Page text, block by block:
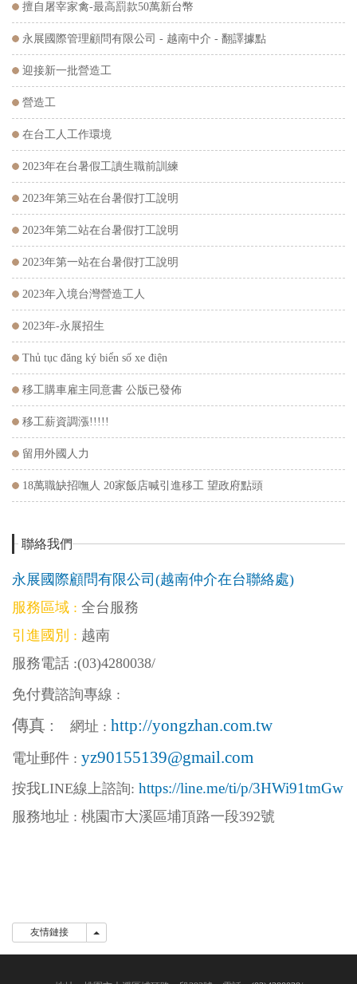
擅自屠宰家禽-最高罰款50萬新台幣
永展國際管理顧問有限公司 - 越南中介 - 翻譯據點
迎接新一批營造工
營造工
在台工人工作環境
2023年在台暑假工讀生職前訓練
2023年第三站在台暑假打工說明
2023年第二站在台暑假打工說明
2023年第一站在台暑假打工說明
2023年入境台灣營造工人
2023年-永展招生
Thủ tục đăng ký biển số xe điện
移工購車雇主同意書 公版已發佈
移工薪資調漲!!!!!
留用外國人力
18萬職缺招嘸人 20家飯店喊引進移工 望政府點頭
聯絡我們
永展國際顧問有限公司(越南仲介在台聯絡處)
服務區域 : 全台服務
引進國別 : 越南
服務電話 :(03)4280038/
免付費諮詢專線 :
傳真 : 網址 : http://yongzhan.com.tw
電址郵件 : yz90155139@gmail.com
按我LINE線上諮詢: https://line.me/ti/p/3HWi91tmGw
服務地址 : 桃園市大溪區埔頂路一段392號
友情鏈接 友情鏈接